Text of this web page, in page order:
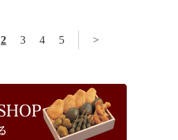
2 3 4 5 >